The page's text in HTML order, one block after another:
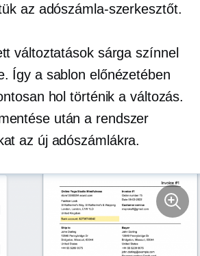
az adószámla-szerkesztőt.
változtatások sárga színnel
Így a sablon előnézetében
hol történik a változás.
után a rendszer
az új adószámlákra.